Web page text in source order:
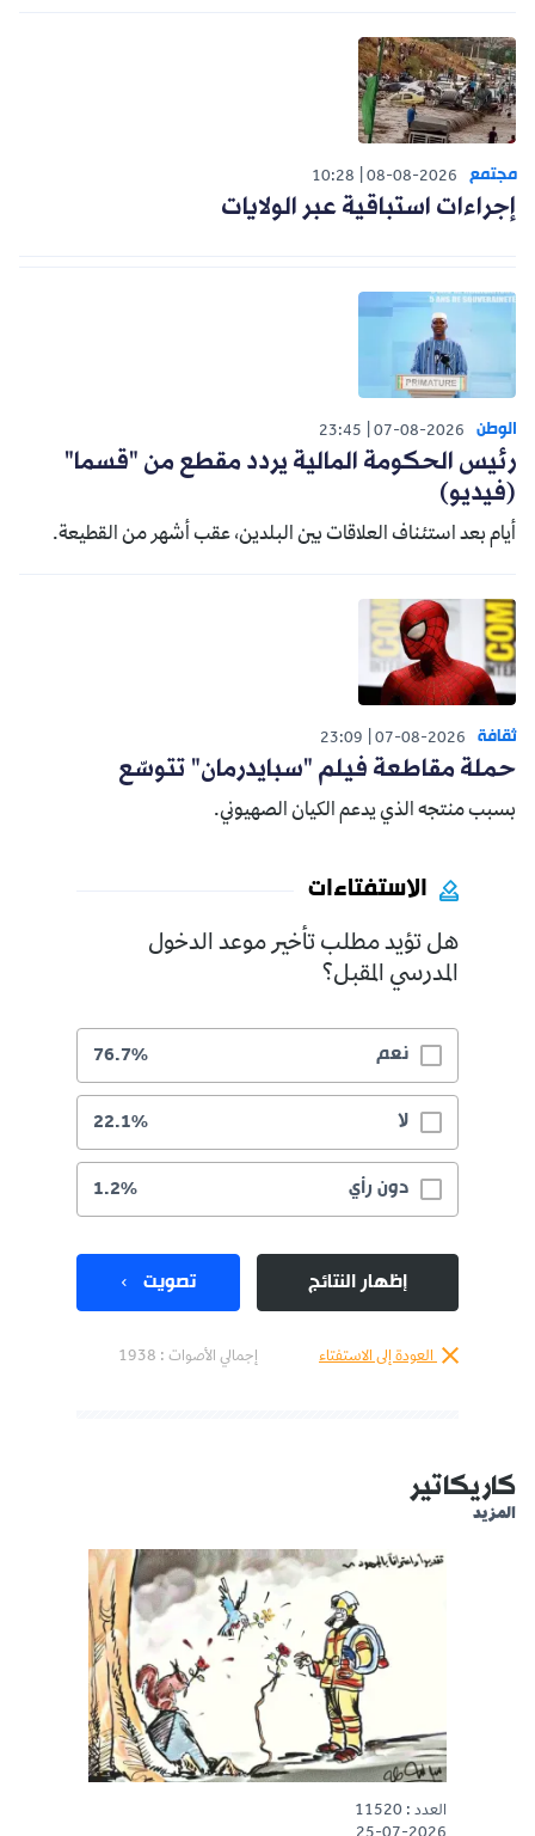
مجتمع 08-08-2026
10:28
إجراءات استباقية عبر الولايات
الوطن 07-08-2026
23:45
رئيس الحكومة المالية يردد مقطع من "قسما"
(فيديو)
أيام بعد استئناف العلاقات بين البلدين، عقب أشهر من القطيعة.
ثقافة 07-08-2026
23:09
حملة مقاطعة فيلم "سبايدرمان" تتوسّع
بسبب منتجه الذي يدعم الكيان الصهيوني.
الاستفتاءات
هل تؤيد مطلب تأخير موعد الدخول
المدرسي المقبل؟
نعم 76.7%
لا 22.1%
دون رأي 1.2%
إظهار النتائج تصويت
العودة إلى الاستفتاء إجمالي الأصوات : 1938
كاريكاتير
المزيد
العدد : 11520